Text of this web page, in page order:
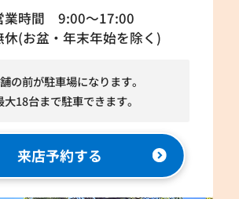
業時間 9:00～17:00
休(お盆・年末年始を除く)
の前が駐車場になります。
大18台まで駐車できます。
来店予約する